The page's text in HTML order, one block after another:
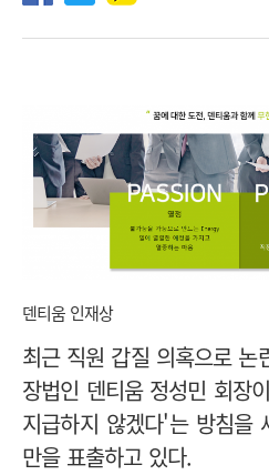
덴티움 인재상
최근 직원 갑질 의혹으로 논
장법인 덴티움 정성민 회장
지급하지 않겠다'는 방침을
만을 표출하고 있다.